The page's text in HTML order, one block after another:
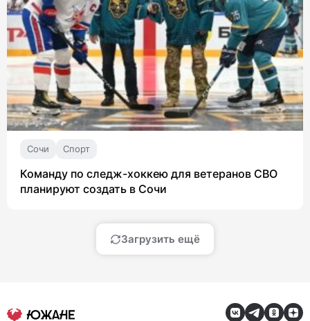
Сочи Спорт
Команду по следж-хоккею для ветеранов СВО
планируют создать в Сочи
Загрузить ещё